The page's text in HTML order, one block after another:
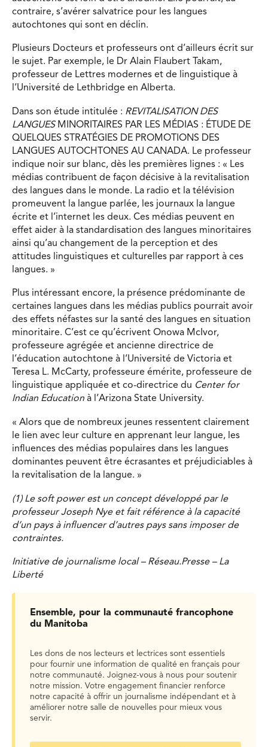
contraire, s’avérer salvatrice pour les langues
autochtones qui sont en déclin.
Plusieurs Docteurs et professeurs ont d’ailleurs écrit sur
le sujet. Par exemple, le Dr Alain Flaubert Takam,
professeur de Lettres modernes et de linguistique à
l’Université de Lethbridge en Alberta.
Dans son étude intitulée : REVITALISATION DES
LANGUESMINORITAIRES PAR LES MÉDIAS : ÉTUDE DE
QUELQUES STRATÉGIES DE PROMOTIONS DES
LANGUES AUTOCHTONES AU CANADA. Le professeur
indique noir sur blanc, dès les premières lignes : « Les
médias contribuent de façon décisive à la revitalisation
des langues dans le monde. La radio et la télévision
promeuvent la langue parlée, les journaux la langue
écrite et l’internet les deux. Ces médias peuvent en
effet aider à la standardisation des langues minoritaires
ainsi qu’au changement de la perception et des
attitudes linguistiques et culturelles par rapport à ces
langues. »
Plus intéressant encore, la présence prédominante de
certaines langues dans les médias publics pourrait avoir
des effets néfastes sur la santé des langues en situation
minoritaire. C’est ce qu’écrivent Onowa McIvor,
professeure agrégée et ancienne directrice de
l’éducation autochtone à l’Université de Victoria et
Teresa L. McCarty, professeure émérite, professeure de
linguistique appliquée et co-directrice du Center for
Indian Education à l’Arizona State University.
« Alors que de nombreux jeunes ressentent clairement
le lien avec leur culture en apprenant leur langue, les
influences des médias populaires dans les langues
dominantes peuvent être écrasantes et préjudiciables à
la revitalisation de la langue. »
(1) Le soft powerest un concept développé par le
professeur Joseph Nye et fait référence à la capacité
d’un pays à influencer d’autres pays sans imposer de
contraintes.
Initiative de journalisme local – Réseau.Presse – La
Liberté
Ensemble, pour la communauté francophone
du Manitoba
Les dons de nos lecteurs et lectrices sont essentiels
pour fournir une information de qualité en français pour
notre communauté. Joignez-vous à nous pour soutenir
notre mission. Votre engagement financier renforce
notre capacité à offrir un journalisme indépendant et à
améliorer notre salle de nouvelles pour mieux vous
servir.